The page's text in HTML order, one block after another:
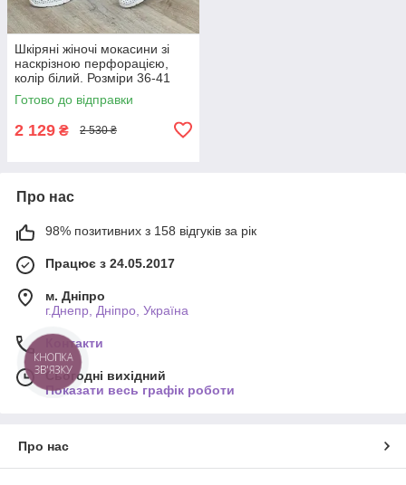
Шкіряні жіночі мокасини зі
наскрізною перфорацією,
колір білий. Розміри 36-41
Готово до відправки
2 129 ₴ 2 530 ₴
Про нас
98% позитивних з 158 відгуків за рік
Працює з 24.05.2017
м. Дніпро
г.Днепр, Дніпро, Україна
Контакти
Сьогодні вихідний
Показати весь графік роботи
Про нас
КНОПКА
ЗВ'ЯЗКУ